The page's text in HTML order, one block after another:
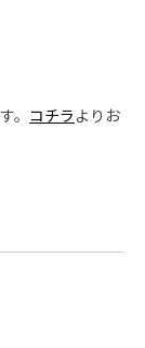
。 コチラ よりお